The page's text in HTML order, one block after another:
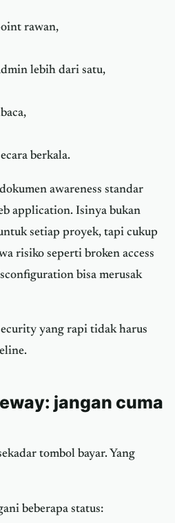
rawan,
lebih dari satu,
berkala.
awareness standar
application. Isinya bukan
setiap proyek, tapi cukup
risiko seperti broken access
bisa merusak
yang rapi tidak harus
jangan cuma
tombol bayar. Yang
beberapa status: